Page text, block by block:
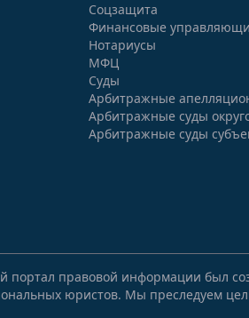
Соцзащита
Финансовые
Нотариусы
МФЦ
Суды
Арбитражные
Арбитражные суды
Арбитражные суды
правовой информации был
юристов. Мы преследуем